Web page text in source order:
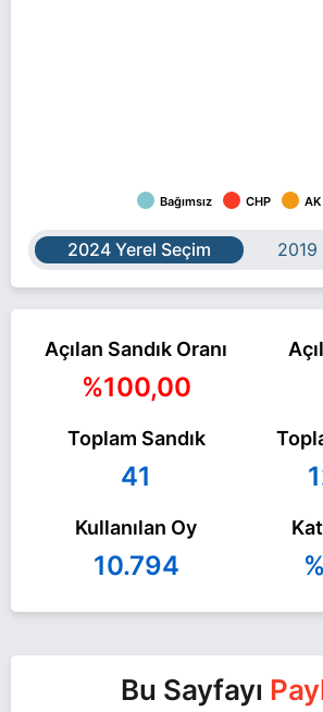
Bağımsız CHP
2024 Yerel Seçim 2019
Açılan Sandık Oranı
%100,00
Toplam Sandık
41
Kullanılan Oy
10.794
Bu Sayfayı